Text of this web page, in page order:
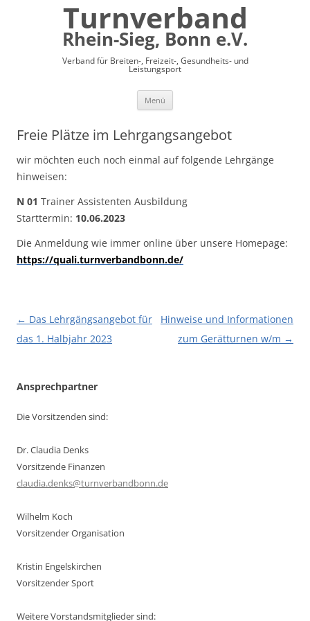
Turnverband
Rhein-Sieg, Bonn e.V.
Verband für Breiten-, Freizeit-, Gesundheits- und
Leistungsport
Menü
Freie Plätze im Lehrgangsangebot
wir möchten euch noch einmal auf folgende Lehrgänge
hinweisen:
N 01 Trainer Assistenten Ausbildung
Starttermin: 10.06.2023
Die Anmeldung wie immer online über unsere Homepage:
https://quali.turnverbandbonn.de/
Beitragsnavigation
← Das Lehrgängsangebot für
das 1. Halbjahr 2023
Hinweise und Informationen
zum Gerätturnen w/m →
Ansprechpartner
Die Vorsitzenden sind:
Dr. Claudia Denks
Vorsitzende Finanzen
claudia.denks@turnverbandbonn.de
Wilhelm Koch
Vorsitzender Organisation
Kristin Engelskirchen
Vorsitzender Sport
Weitere Vorstandsmitglieder sind: